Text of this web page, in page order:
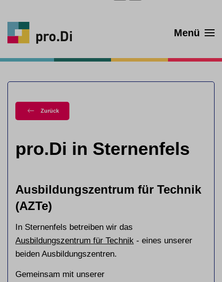
Menü
Zurück
pro.Di in Sternenfels
Ausbildungszentrum für Technik
(AZTe)
In Sternenfels betreiben wir das
Ausbildungszentrum für Technik - eines unserer
beiden Ausbildungszentren.
Gemeinsam mit unserer